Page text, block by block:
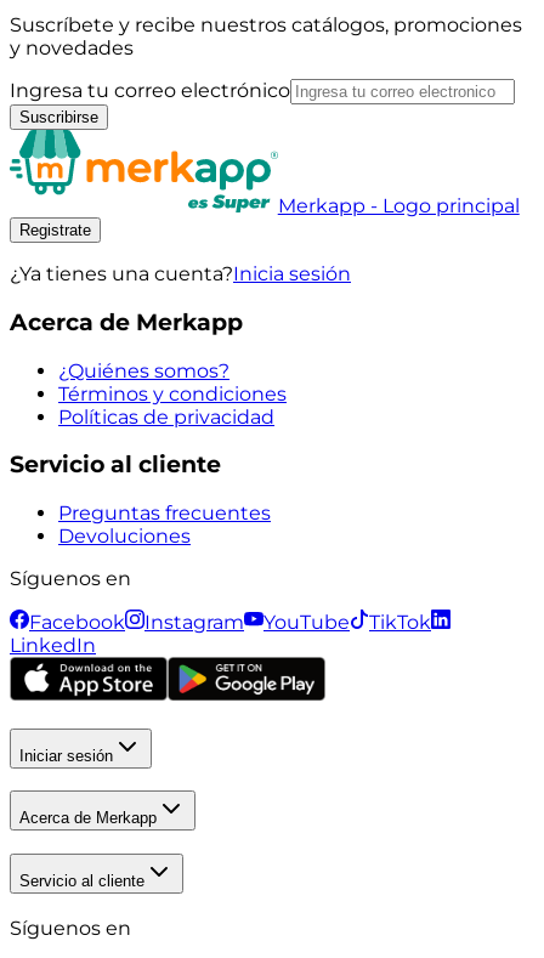
Suscríbete y recibe nuestros catálogos, promociones
y novedades
Ingresa tu correo electrónico
Suscribirse
Merkapp - Logo principal
Registrate
¿Ya tienes una cuenta?Inicia sesión
Acerca de Merkapp
¿Quiénes somos?
Términos y condiciones
Políticas de privacidad
Servicio al cliente
Preguntas frecuentes
Devoluciones
Síguenos en
Facebook
Instagram YouTube
TikTok
LinkedIn
Iniciar sesión
Acerca de Merkapp
Servicio al cliente
Síguenos en